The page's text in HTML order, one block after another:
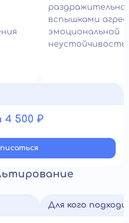
вспышками
эмоциональной
4 500 ₽
Для кого